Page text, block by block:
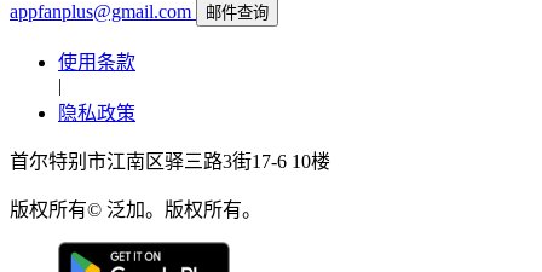
appfanplus@gmail.com 邮件查询
使用条款
|
隐私政策
首尔特别市江南区驿三路3街17-6 10楼
版权所有© 泛加。版权所有。